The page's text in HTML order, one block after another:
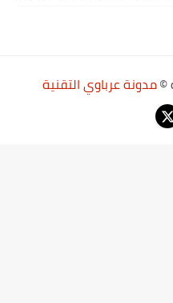
مدونة عرباوي التقنية